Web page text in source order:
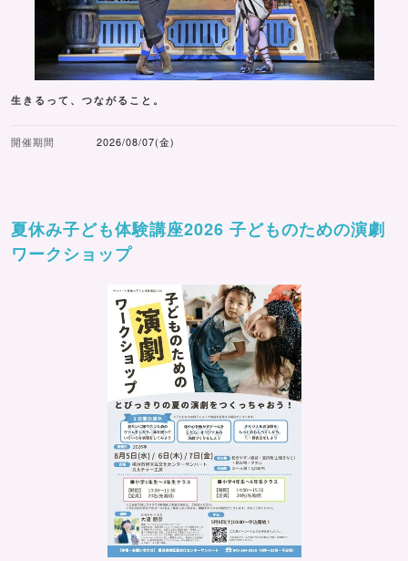
生きるって、つながること。
開催期間 2026/08/07(金)
夏休み子ども体験講座2026 子どものための演劇
ワークショップ